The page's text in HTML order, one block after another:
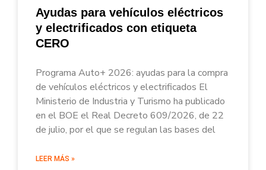
Ayudas para vehículos eléctricos
y electrificados con etiqueta
CERO
Programa Auto+ 2026: ayudas para la compra
de vehículos eléctricos y electrificados El
Ministerio de Industria y Turismo ha publicado
en el BOE el Real Decreto 609/2026, de 22
de julio, por el que se regulan las bases del
LEER MÁS »